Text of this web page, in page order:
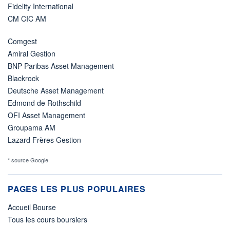
Fidelity International
CM CIC AM
Comgest
Amiral Gestion
BNP Paribas Asset Management
Blackrock
Deutsche Asset Management
Edmond de Rothschild
OFI Asset Management
Groupama AM
Lazard Frères Gestion
* source Google
PAGES LES PLUS POPULAIRES
Accueil Bourse
Tous les cours boursiers